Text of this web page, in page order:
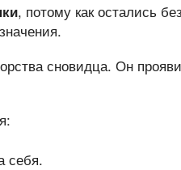
, потому как остались
сновидца. Он
себя.